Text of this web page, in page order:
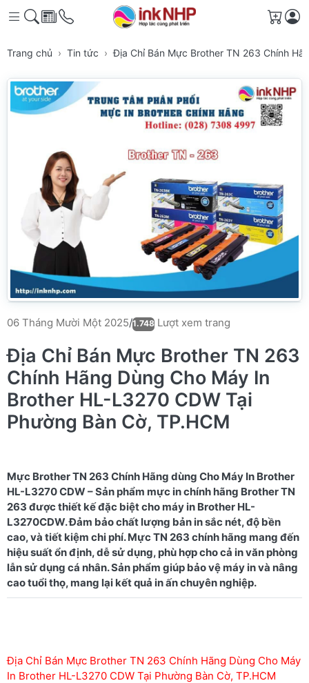
Giỏ
Trang chủ Tin tức Địa Chỉ Bán Mực Brother TN 263 Chính
06 Tháng Mười Một 2025/1.748 Lượt xem trang
Địa Chỉ Bán Mực Brother TN 263
Chính Hãng Dùng Cho Máy In
Brother HL-L3270 CDW Tại
Phường Bàn Cờ, TP.HCM
Mực Brother TN 263 Chính Hãng dùng Cho Máy In Brother
HL-L3270 CDW – Sản phẩm mực in chính hãng Brother TN
263 được thiết kế đặc biệt cho máy in Brother HL-
L3270CDW. Đảm bảo chất lượng bản in sắc nét, độ bền
cao, và tiết kiệm chi phí. Mực TN 263 chính hãng mang đến
hiệu suất ổn định, dễ sử dụng, phù hợp cho cả in văn phòng
lẫn sử dụng cá nhân. Sản phẩm giúp bảo vệ máy in và nâng
Địa Chỉ Bán Mực Brother TN 263 Chính Hãng Dùng Cho Máy
In Brother HL-L3270 CDW Tại Phường Bàn Cờ, TP.HCM